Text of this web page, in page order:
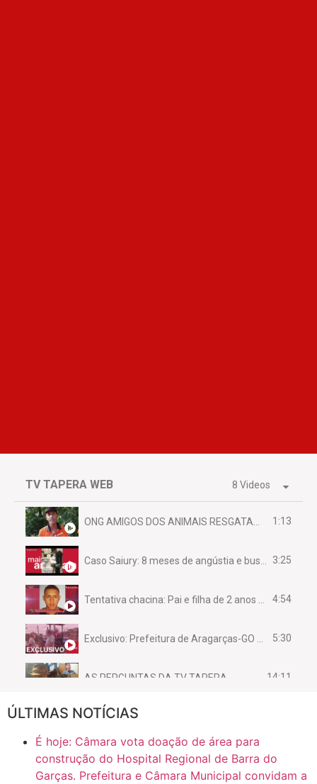
TV TAPERA WEB 8 Videos
1:13
3:25
4:54
5:30
AS PERGUNTAS DA TV TAPERA 14:11
CASO SAIURY - SEM CORTES
Mini Ginásio de Aragarças- Só a bo$ta 6:31
ÚLTIMAS NOTÍCIAS
É hoje: Câmara vota doação de área para
construção do Hospital Regional de Barra do
Garças. Prefeitura e Câmara Municipal convidam a